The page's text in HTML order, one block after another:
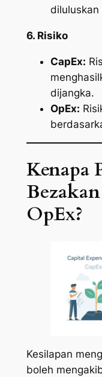
diluluskan
6. Risiko
CapEx:
dijangka.
OpEx:
Kenapa
OpEx?
Kesilapan
boleh